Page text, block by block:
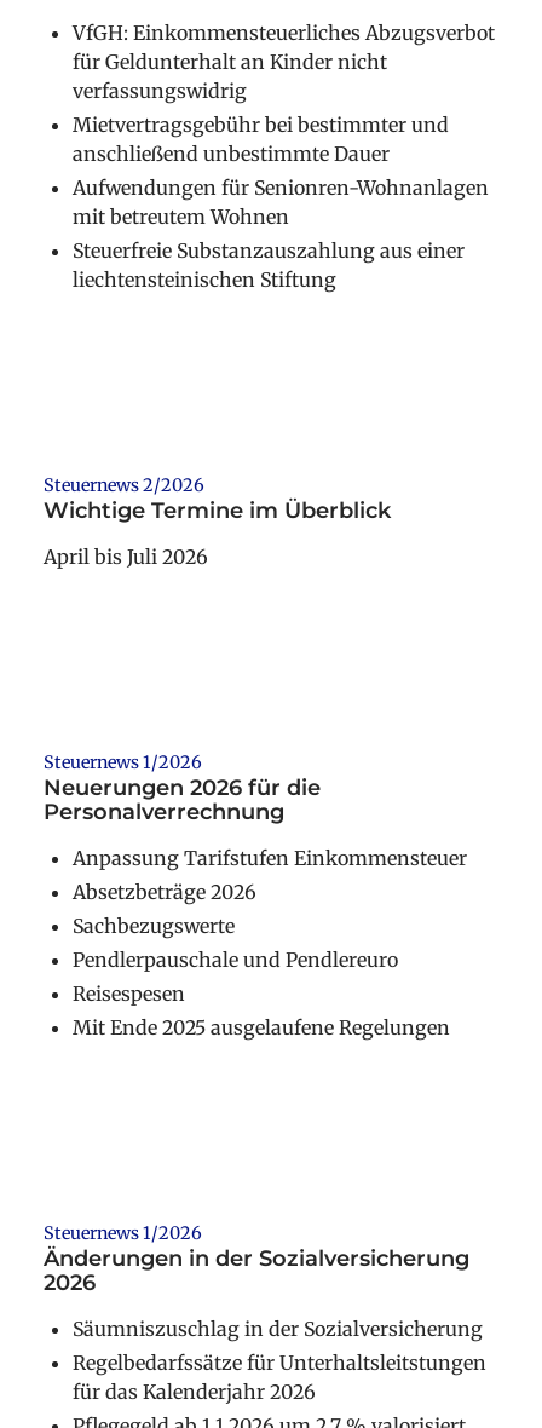
VfGH: Einkommensteuerliches Abzugsverbot
für Geldunterhalt an Kinder nicht
verfassungswidrig
Mietvertragsgebühr bei bestimmter und
anschließend unbestimmte Dauer
Aufwendungen für Senionren-Wohnanlagen
mit betreutem Wohnen
Steuerfreie Substanzauszahlung aus einer
liechtensteinischen Stiftung
Steuernews 2/2026
Wichtige Termine im Überblick
April bis Juli 2026
Steuernews 1/2026
Neuerungen 2026 für die
Personalverrechnung
Anpassung Tarifstufen Einkommensteuer
Absetzbeträge 2026
Sachbezugswerte
Pendlerpauschale und Pendlereuro
Reisespesen
Mit Ende 2025 ausgelaufene Regelungen
Steuernews 1/2026
Änderungen in der Sozialversicherung
2026
Säumniszuschlag in der Sozialversicherung
Regelbedarfssätze für Unterhaltsleitstungen
für das Kalenderjahr 2026